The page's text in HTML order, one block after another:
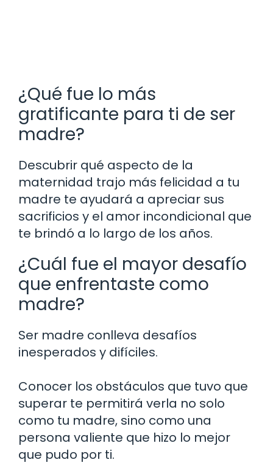
¿Qué fue lo más
gratificante para ti de ser
madre?
Descubrir qué aspecto de la
maternidad trajo más felicidad a tu
madre te ayudará a apreciar sus
sacrificios y el amor incondicional que
te brindó a lo largo de los años.
¿Cuál fue el mayor desafío
que enfrentaste como
madre?
Ser madre conlleva desafíos
inesperados y difíciles.
Conocer los obstáculos que tuvo que
superar te permitirá verla no solo
como tu madre, sino como una
persona valiente que hizo lo mejor
que pudo por ti.